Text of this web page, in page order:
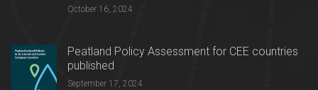
October 16, 2024
Peatland Policy Assessment for CEE countries
published
September 17, 2024